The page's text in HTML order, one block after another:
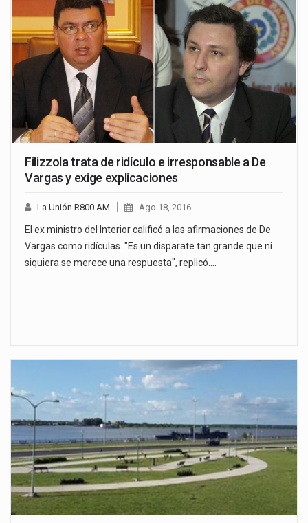
Filizzola trata de ridículo e irresponsable a De
Vargas y exige explicaciones
La Unión R800 AM Ago 18, 2016
El ex ministro del Interior calificó a las afirmaciones de De
Vargas como ridículas. "Es un disparate tan grande que ni
siquiera se merece una respuesta", replicó.…